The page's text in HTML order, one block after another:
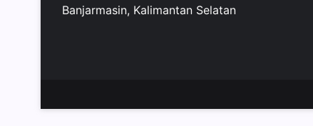
Banjarmasin, Kalimantan Selatan